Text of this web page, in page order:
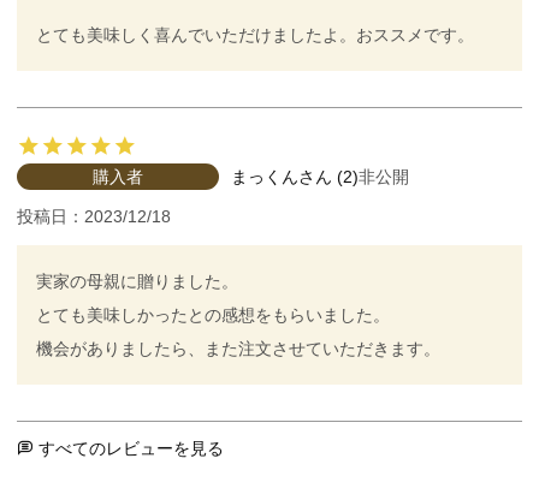
とても美味しく喜んでいただけましたよ。おススメです。
まっくん 2
購入者 非公開
投稿日 2023/12/18
実家の母親に贈りました。
とても美味しかったとの感想をもらいました。
機会がありましたら、また注文させていただきます。
すべてのレビューを見る